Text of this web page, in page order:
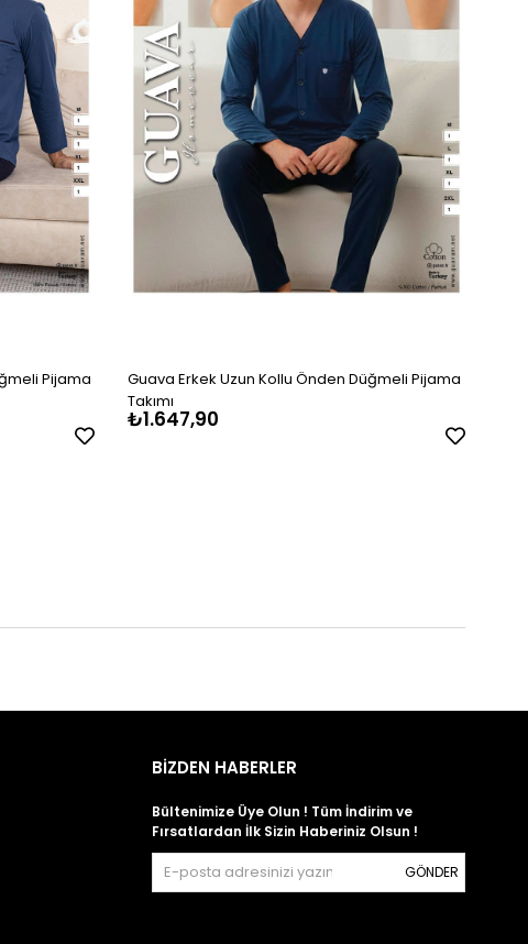
Pijama
Guava Erkek Uzun Kollu Önden Düğmeli Pijama
Takımı
₺1.647,90
BİZDEN HABERLER
Bültenimize Üye Olun ! Tüm İndirim ve
Fırsatlardan İlk Sizin Haberiniz Olsun !
GÖNDER